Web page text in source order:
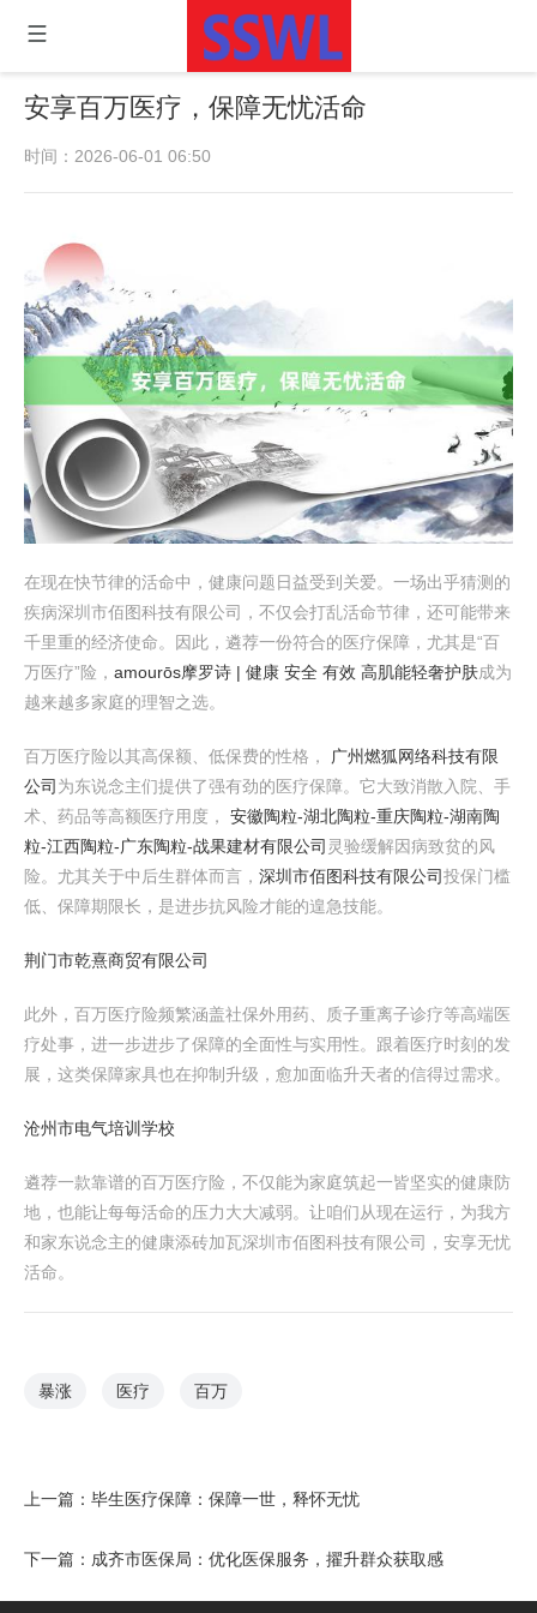
安享百万医疗，保障无忧活命
时间：2026-06-01 06:50
在现在快节律的活命中，健康问题日益受到关爱。一场出乎猜测的
疾病深圳市佰图科技有限公司，不仅会打乱活命节律，还可能带来
千里重的经济使命。因此，遴荐一份符合的医疗保障，尤其是“百
万医疗”险， amourōs摩罗诗 | 健康 安全 有效 高肌能轻奢护肤成为
越来越多家庭的理智之选。
百万医疗险以其高保额、低保费的性格，
广州燃狐网络科技有限
公司 为东说念主们提供了强有劲的医疗保障。它大致消散入院、手
术、药品等高额医疗用度， 安徽陶粒-湖北陶粒-重庆陶粒-湖南陶
粒-江西陶粒-广东陶粒-战果建材有限公司 灵验缓解因病致贫的风
险。尤其关于中后生群体而言， 深圳市佰图科技有限公司投保门槛
低、保障期限长，是进步抗风险才能的遑急技能。
荆门市乾熹商贸有限公司
此外，百万医疗险频繁涵盖社保外用药、质子重离子诊疗等高端医
疗处事，进一步进步了保障的全面性与实用性。跟着医疗时刻的发
展，这类保障家具也在抑制升级，愈加面临升天者的信得过需求。
沧州市电气培训学校
遴荐一款靠谱的百万医疗险，不仅能为家庭筑起一皆坚实的健康防
地，也能让每每活命的压力大大减弱。让咱们从现在运行，为我方
和家东说念主的健康添砖加瓦深圳市佰图科技有限公司，安享无忧
活命。
暴涨 医疗 百万
上一篇： 毕生医疗保障：保障一世，释怀无忧
下一篇： 成齐市医保局：优化医保服务，擢升群众获取感